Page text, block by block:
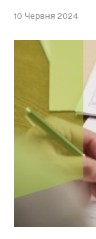
10 Червня 2024